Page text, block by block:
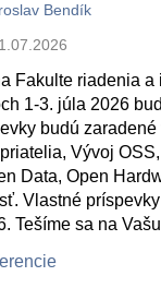
Bendík
Fakulte riadenia
1-3. júla 2026
budú zaradené
Vývoj
Data, Open
Vlastné
Tešíme sa na